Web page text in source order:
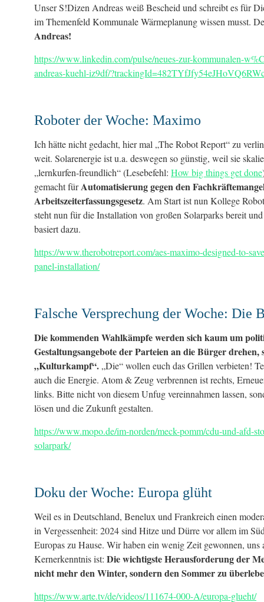
Unser S!Dizen Andreas weiß Bescheid und schreibt es für
im Themenfeld Kommunale Wärmeplanung wissen musst.
Andreas!
https://www.linkedin.com/pulse/neues-zur-kommunalen-
andreas-kuehl-iz9df/
Roboter der Woche: Maximo
Ich hätte nicht gedacht, hier mal „The Robot Report“ zu
weit. Solarenergie ist u.a. deswegen so günstig, weil sie
„lernkurfen-freundlich“ (Lesebefehl: How big things get done
gemacht fürAutomatisierung gegen den
Arbeitszeiterfassungsgesetz. Am Start ist nun Kollege
steht nun für die Installation von großen Solarparks bereit
basiert dazu.
https://www.therobotreport.com/aes-maximo-designed-to-
panel-installation/
Falsche Versprechung der Woche: Die
Die kommenden Wahlkämpfe werden sich kaum um
Gestaltungsangebote der Parteien an die Bürger drehen,
„Kulturkampf“.„Die“ wollen euch das Grillen verbieten!
auch die Energie. Atom & Zeug verbrennen ist rechts,
links. Bitte nicht von diesem Unfug vereinnahmen lassen,
lösen und die Zukunft gestalten.
https://www.mopo.de/im-norden/meck-pomm/cdu-und-afd-
solarpark/
Doku der Woche: Europa glüht
Weil es in Deutschland, Benelux und Frankreich einen
in Vergessenheit: 2024 sind Hitze und Dürre vor allem im
Europas zu Hause. Wir haben ein wenig Zeit gewonnen, uns
Kernerkenntnis ist: Die wichtigste Herausforderung der
nicht mehr den Winter, sondern den Sommer zu
https://www.arte.tv/de/videos/111674-000-A/europa-glueht/